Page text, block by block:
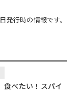
発行時の情報です。
食べたい！スパイ